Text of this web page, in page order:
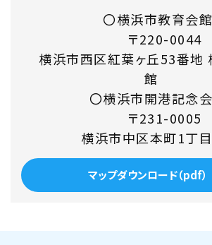
〇横浜市教育会館
〒220-0044
横浜市西区紅葉ヶ丘53番地
館
〇横浜市開港記念
〒231-0005
横浜市中区本町1丁
マップダウンロード（pdf）